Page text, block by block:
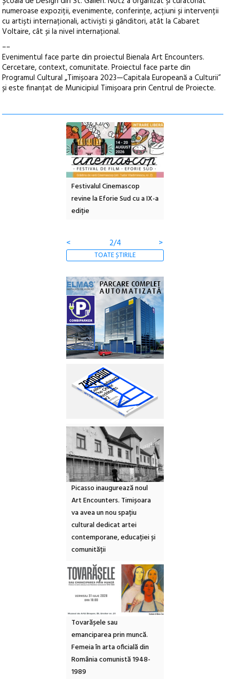
numeroase expoziții, evenimente, conferințe, acțiuni și intervenții
cu artiști internaționali, activiști și gânditori, atât la Cabaret
Voltaire, cât și la nivel internațional.
––
Evenimentul face parte din proiectul Bienala Art Encounters.
Cercetare, context, comunitate. Proiectul face parte din
Programul Cultural „Timișoara 2023—Capitala Europeană a Culturii”
și este finanțat de Municipiul Timișoara prin Centrul de Proiecte.
Festivalul Cinemascop
revine la Eforie Sud cu a IX-a
ediție
<
2/4 >
TOATE ȘTIRILE
Picasso inaugurează noul
Art Encounters. Timișoara
va avea un nou spațiu
cultural dedicat artei
contemporane, educației și
comunității
Tovarășele sau
emanciparea prin muncă.
Femeia în arta oficială din
România comunistă 1948-
1989